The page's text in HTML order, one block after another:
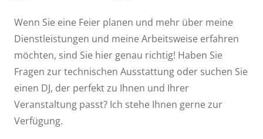
Wenn Sie eine Feier planen und mehr über meine
Dienstleistungen und meine Arbeitsweise erfahren
möchten, sind Sie hier genau richtig! Haben Sie
Fragen zur technischen Ausstattung oder suchen Sie
einen DJ, der perfekt zu Ihnen und Ihrer
Veranstaltung passt? Ich stehe Ihnen gerne zur
Verfügung.